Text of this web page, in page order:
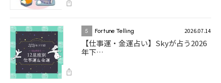
5 Fortune Telling 2026.07.14
【仕事運・金運占い】Skyが占う2026
年下…